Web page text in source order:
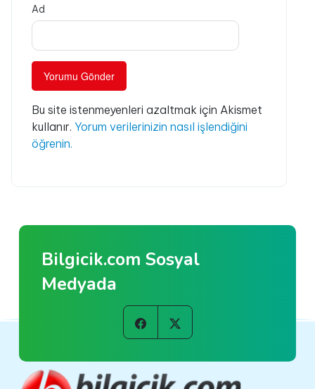
Ad
Bu site istenmeyenleri azaltmak için Akismet
kullanır. Yorum verilerinizin nasıl işlendiğini
öğrenin.
Bilgicik.com Sosyal
Medyada